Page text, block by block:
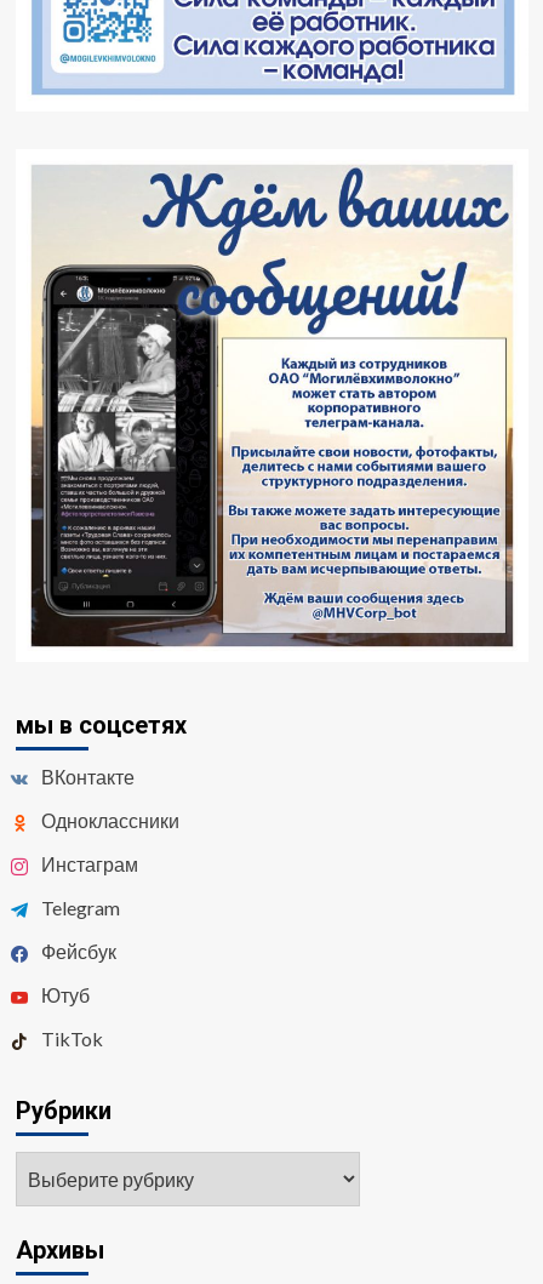
мы в соцсетях
ВКонтакте
Одноклассники
Инстаграм
Telegram
Фейсбук
Ютуб
TikTok
Рубрики
Архивы